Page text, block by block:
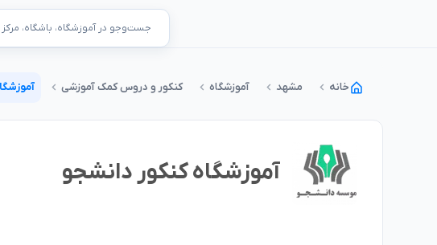
جست‌وجو در آموزشگاه، باشگاه،
خانه مشهد آموزشگاه کنکور و دروس کمک آموزشی
آموزشگاه کنکور دانشجو